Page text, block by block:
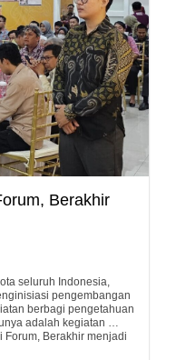
Berakhir
seluruh Indonesia,
pengembangan
berbagi pengetahuan
adalah kegiatan …
Berakhir menjadi